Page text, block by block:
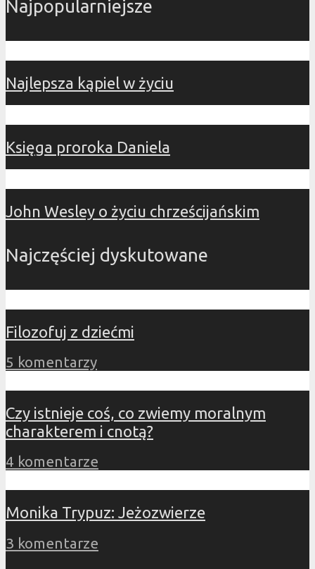
Najpopularniejsze
Najlepsza kąpiel w życiu
Księga proroka Daniela
John Wesley o życiu chrześcijańskim
Najczęściej dyskutowane
Filozofuj z dziećmi
5 komentarzy
Czy istnieje coś, co zwiemy moralnym
charakterem i cnotą?
4 komentarze
Monika Trypuz: Jeżozwierze
3 komentarze